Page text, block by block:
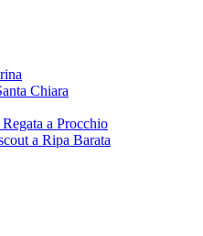
Chiara
a Procchio
a Ripa Barata